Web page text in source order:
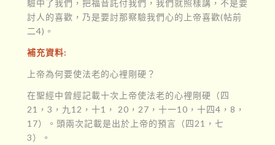
驗中了我們，把福音託付我們，我們就照樣講，不是要
討人的喜歡，乃是要討那察驗我們心的上帝喜歡(帖前
二4)。
補充資料:
上帝為何要使法老的心裡剛硬？
在聖經中曾經記載十次上帝使法老的心裡剛硬（四
21，3，九12，十1， 20，27，十一10，十四4，8，
17）。頭兩次記載是出於上帝的預言（四21，七
3）。